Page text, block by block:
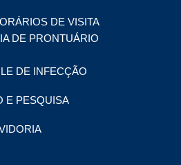
DE VISITA
DE PRONTUÁRIO
DE INFECÇÃO
E PESQUISA